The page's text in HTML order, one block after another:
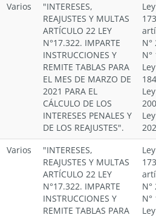
Varios
"INTERESES,
REAJUSTES Y MULTAS
ARTÍCULO 22 LEY
N°17.322. IMPARTE
INSTRUCCIONES Y
REMITE TABLAS PARA
EL MES DE MARZO DE
2021 PARA EL
CÁLCULO DE LOS
INTERESES PENALES Y
DE LOS REAJUSTES".
N°
N°
Varios
"INTERESES,
REAJUSTES Y MULTAS
ARTÍCULO 22 LEY
N°17.322. IMPARTE
INSTRUCCIONES Y
REMITE TABLAS PARA
N°
N°